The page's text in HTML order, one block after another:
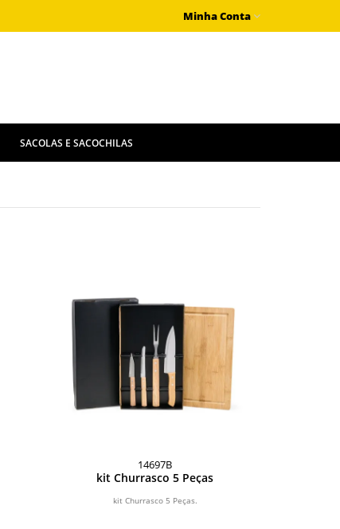
Minha Conta
SACOLAS E SACOCHILAS
14697B
kit Churrasco 5 Peças
kit Churrasco 5 Peças.